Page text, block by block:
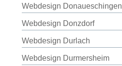
Webdesign Donaueschingen
Webdesign Donzdorf
Webdesign Durlach
Webdesign Durmersheim